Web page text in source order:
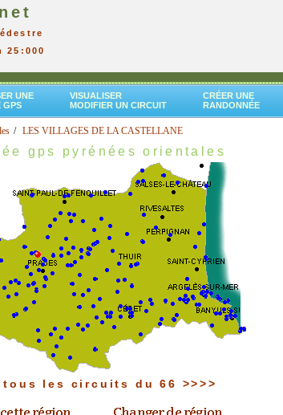
25:000
UNE
GPS
VISUALISER
MODIFIER UN CIRCUIT
CRÉER UNE
RANDONNÉE
LES VILLAGES DE LA CASTELLANE
gps pyrénées orientales
tous les circuits du 66 >>>>